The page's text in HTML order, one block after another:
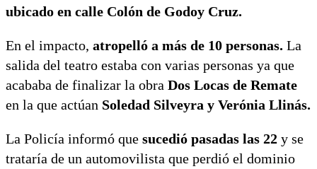
ubicado en calle Colón de Godoy Cruz.
En el impacto, atropelló a más de 10 personas. La
salida del teatro estaba con varias personas ya que
acababa de finalizar la obra Dos Locas de Remate
en la que actúan Soledad Silveyra y Verónia Llinás.
La Policía informó que sucedió pasadas las 22 y se
trataría de un automovilista que perdió el dominio